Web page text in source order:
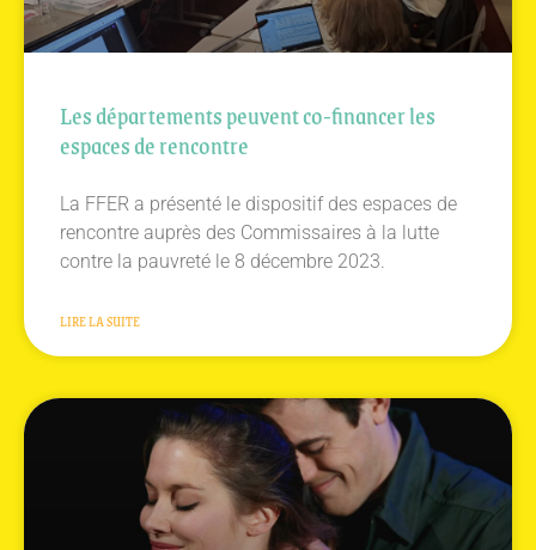
Les départements peuvent co-financer les
espaces de rencontre
La FFER a présenté le dispositif des espaces de
rencontre auprès des Commissaires à la lutte
contre la pauvreté le 8 décembre 2023.
LIRE LA SUITE